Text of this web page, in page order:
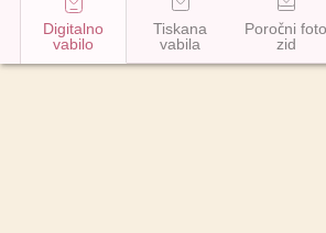
Digitalno
vabilo
Tiskana
vabila
Poročni foto
zid